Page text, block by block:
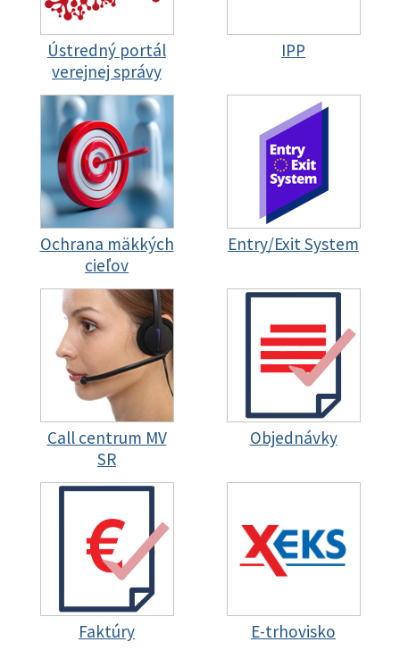
Ústredný portál
verejnej správy
IPP
Ochrana mäkkých
cieľov
Entry/Exit System
Call centrum MV
SR
Objednávky
Faktúry E-trhovisko